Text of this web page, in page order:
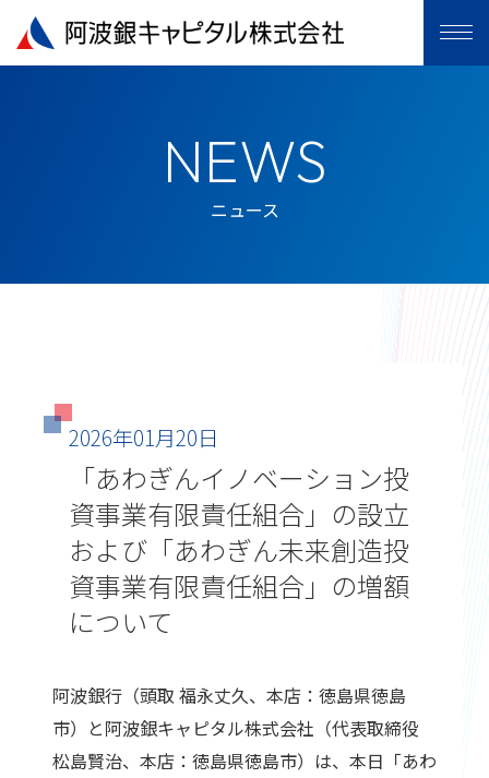
NEWS
ニュース
2026年01月20日
「あわぎんイノベーション投
資事業有限責任組合」の設立
および「あわぎん未来創造投
資事業有限責任組合」の増額
について
阿波銀行（頭取 福永丈久、本店：徳島県徳島
市）と阿波銀キャピタル株式会社（代表取締役
松島賢治、本店：徳島県徳島市）は、本日「あわ